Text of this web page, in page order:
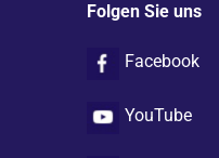
Folgen Sie uns
Facebook
YouTube